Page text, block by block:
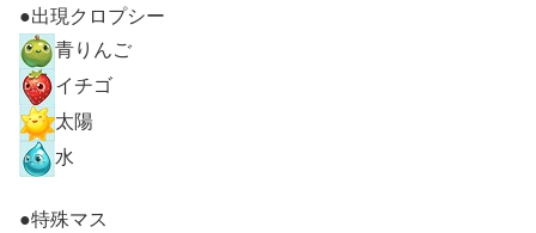
●出現クロプシー
青りんご
イチゴ
太陽
水
●特殊マス